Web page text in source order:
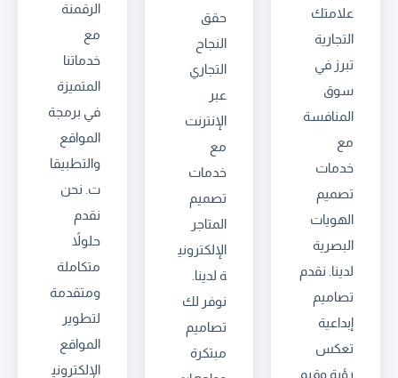
علامتك
التجارية
تبرز في
سوق
المنافسة
مع
خدمات
تصميم
الهويات
البصرية
لدينا. نقدم
تصاميم
إبداعية
تعكس
رؤية وقيم
حقق
النجاح
التجاري
عبر
الإنترنت
مع
خدمات
تصميم
المتاجر
الإلكتروني
ة لدينا.
نوفر لك
تصاميم
مبتكرة
الرقمنة
مع
خدماتنا
المتميزة
في برمجة
المواقع
والتطبيقا
ت. نحن
نقدم
حلولاً
متكاملة
ومتقدمة
لتطوير
المواقع
الإلكتروني